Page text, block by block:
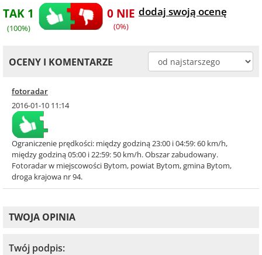
TAK 1
(100%)
0 NIE
(0%)
dodaj swoją ocenę
OCENY I KOMENTARZE
fotoradar
2016-01-10 11:14
Ograniczenie prędkości: między godziną 23:00 i 04:59: 60 km/h,
między godziną 05:00 i 22:59: 50 km/h. Obszar zabudowany.
Fotoradar w miejscowości Bytom, powiat Bytom, gmina Bytom,
droga krajowa nr 94.
TWOJA OPINIA
Twój podpis: